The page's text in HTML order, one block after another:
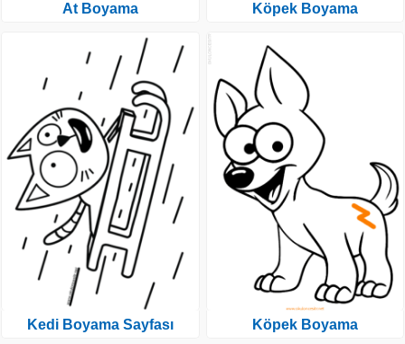
At Boyama
Kedi Boyama Sayfası
Köpek Boyama
Köpek Boyama